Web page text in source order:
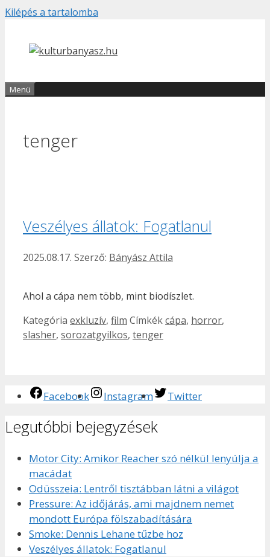
Kilépés a tartalomba
Menü
tenger
Veszélyes állatok: Fogatlanul
2025.08.17. Szerző: Bányász Attila
Ahol a cápa nem több, mint biodíszlet.
Kategória exkluzív, film Címkékcápa, horror,
slasher, sorozatgyilkos, tenger
Facebook Instagram Twitter
Legutóbbi bejegyzések
Motor City: Amikor Reacher szó nélkül lenyúlja a
macádat
Odüsszeia: Lentről tisztábban látni a világot
Pressure: Az időjárás, ami majdnem nemet
mondott Európa fölszabadítására
Smoke: Dennis Lehane tűzbe hoz
Veszélyes állatok: Fogatlanul